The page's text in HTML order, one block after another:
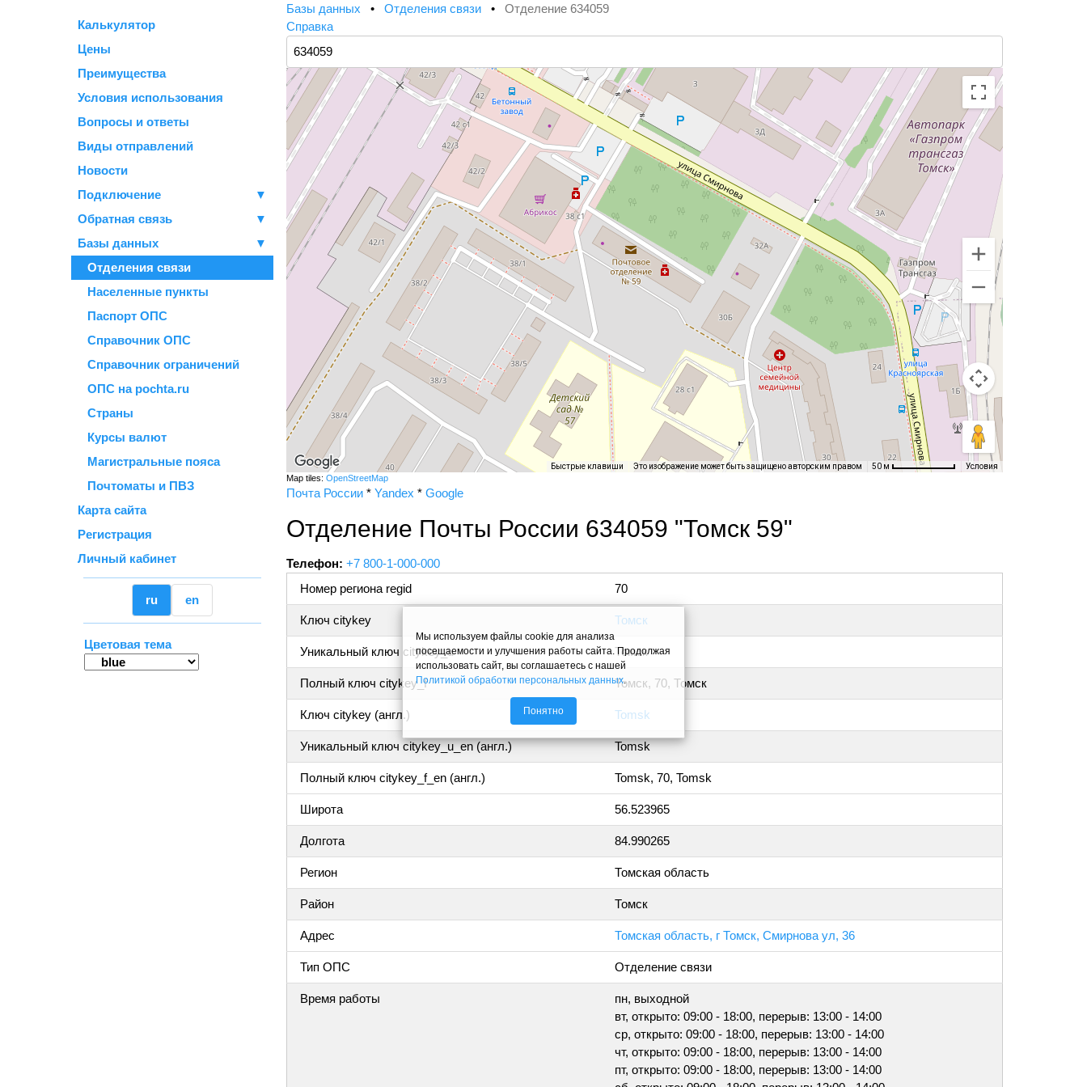
Калькулятор
Цены
Преимущества
Условия использования
Вопросы и ответы
Виды отправлений
Новости
Подключение
▼
Обратная связь
▼
Базы данных
▼
Отделения связи
Населенные пункты
Паспорт ОПС
Справочник ОПС
Справочник ограничений
ОПС на pochta.ru
Страны
Курсы валют
Магистральные пояса
Почтоматы и ПВЗ
Карта сайта
Регистрация
Личный кабинет
ru en
Цветовая тема
Базы данных • Отделения связи • Отделение 634059
Справка
Быстрые клавиши Это изображение может быть защищено авторским правом 50 м Условия
Map tiles: OpenStreetMap
Почта России * Yandex * Google
Отделение Почты России 634059 "Томск 59"
Телефон: +7 800-1-000-000
Номер региона regid
70
Ключ citykey Томск
Уникальный ключ citykey_u Томск
Полный ключ citykey_f Томск, 70, Томск
Ключ citykey (англ.) Tomsk
Уникальный ключ citykey_u_en (англ.) Tomsk
Полный ключ citykey_f_en (англ.) Tomsk, 70, Tomsk
Широта 56.523965
Долгота 84.990265
Регион Томская область
Район Томск
Адрес Томская область, г Томск, Смирнова ул, 36
Тип ОПС Отделение связи
Время работы
пн, выходной
вт, открыто: 09:00 - 18:00, перерыв: 13:00 - 14:00
ср, открыто: 09:00 - 18:00, перерыв: 13:00 - 14:00
чт, открыто: 09:00 - 18:00, перерыв: 13:00 - 14:00
пт, открыто: 09:00 - 18:00, перерыв: 13:00 - 14:00
Мы используем файлы cookie для анализа
посещаемости и улучшения работы сайта. Продолжая
использовать сайт, вы соглашаетесь с нашей
Политикой обработки персональных данных.
Понятно